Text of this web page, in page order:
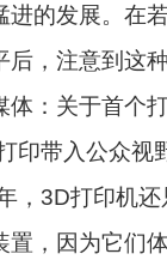
进的发展。在
后，注意到这
体：关于首个
印带入公众视
3D打印机还
置，因为它们